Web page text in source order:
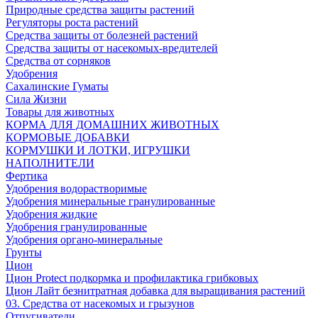
Природные средства защиты растений
Регуляторы роста растений
Средства защиты от болезней растений
Средства защиты от насекомых-вредителей
Средства от сорняков
Удобрения
Сахалинские Гуматы
Сила Жизни
Товары для животных
КОРМА ДЛЯ ДОМАШНИХ ЖИВОТНЫХ
КОРМОВЫЕ ДОБАВКИ
КОРМУШКИ И ЛОТКИ, ИГРУШКИ
НАПОЛНИТЕЛИ
Фертика
Удобрения водорастворимые
Удобрения минеральные гранулированные
Удобрения жидкие
Удобрения гранулированные
Удобрения органо-минеральные
Грунты
Цион
Цион Protect подкормка и профилактика грибковых
Цион Лайт безнитратная добавка для выращивания растений
03. Средства от насекомых и грызунов